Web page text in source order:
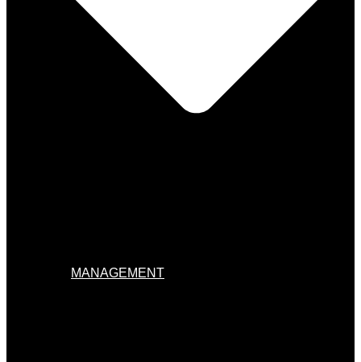
MANAGEMENT